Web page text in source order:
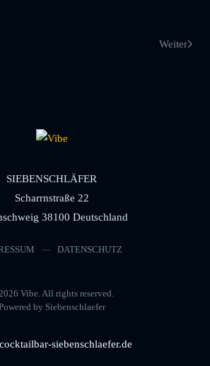
Weiter
SIEBENSCHLÄFER
Scharrnstraße 22
38100 Deutschland
DATENSCHUTZ
Vibe. All rights reserved.
by Siebenschlaefer
siebenschlaefer.de